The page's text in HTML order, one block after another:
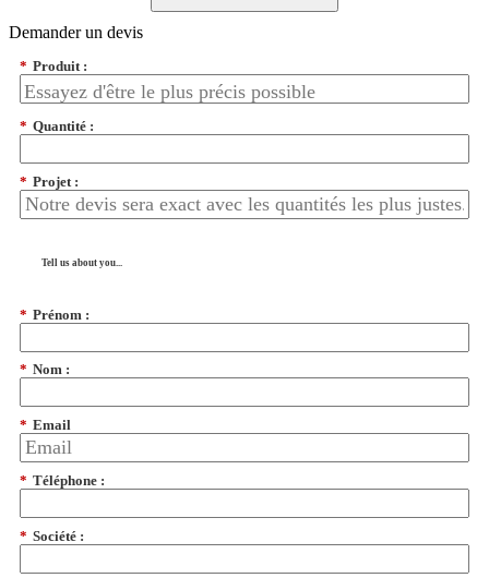
Demander un devis
* Produit :
* Quantité :
* Projet :
Tell us about you...
* Prénom :
* Nom :
* Email
* Téléphone :
* Société :